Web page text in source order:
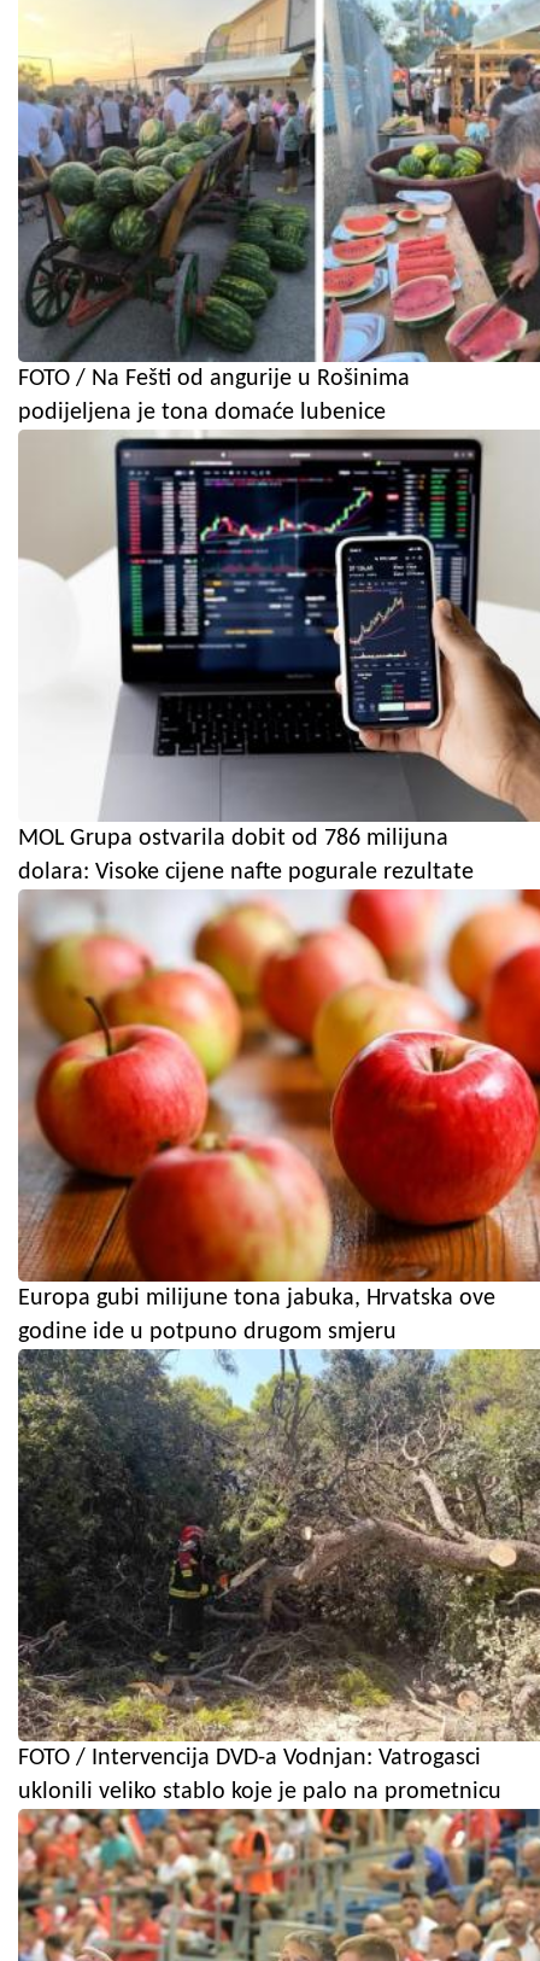
FOTO / Na Fešti od angurije u Rošinima
podijeljena je tona domaće lubenice
MOL Grupa ostvarila dobit od 786 milijuna
dolara: Visoke cijene nafte pogurale rezultate
Europa gubi milijune tona jabuka, Hrvatska ove
godine ide u potpuno drugom smjeru
FOTO / Intervencija DVD-a Vodnjan: Vatrogasci
uklonili veliko stablo koje je palo na prometnicu